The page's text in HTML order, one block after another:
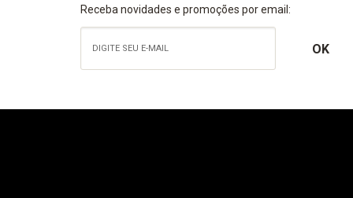
Receba novidades e promoções por email: